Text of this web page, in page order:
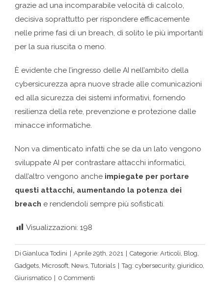
grazie ad una incomparabile velocità di calcolo,
decisiva soprattutto per rispondere efficacemente
nelle prime fasi di un breach, di solito le più importanti
per la sua riuscita o meno.
È evidente che l’ingresso delle AI nell’ambito della
cybersicurezza apra nuove strade alle comunicazioni
ed alla sicurezza dei sistemi informativi, fornendo
resilienza della rete, prevenzione e protezione dalle
minacce informatiche.
Non va dimenticato infatti che se da un lato vengono
sviluppate AI per contrastare attacchi informatici,
dall’altro vengono anche impiegate per portare
questi attacchi, aumentando la potenza dei
breach e rendendoli sempre più sofisticati.
Visualizzazioni: 198
Di Gianluca Todini Aprile 29th, 2021 Categorie: Articoli, Blog,
Gadgets, Microsoft, News,Tutorials Tag: cybersecurity, giuridico,
Giurismatico
0 Commenti